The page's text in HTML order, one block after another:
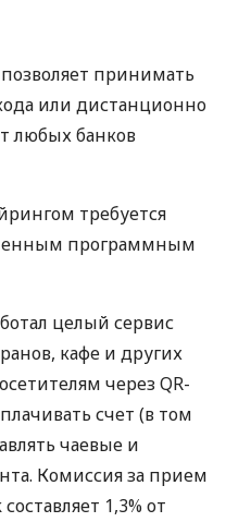
принимать
или дистанционно
любых банков
требуется
программным
целый сервис
кафе и других
через QR-
счет (в том
чаевые и
Комиссия за прием
1,3% от